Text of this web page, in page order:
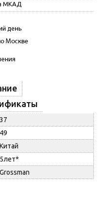
МКАД
37
49
Китай
5лет*
Grossman